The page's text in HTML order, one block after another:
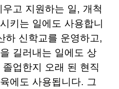
고 지원하는 일, 개척
키는 일에도 사용합니
하 신학교를 운영하고,
길러내는 일에도 상
업한지 오래 된 현직
에도 사용됩니다. 그